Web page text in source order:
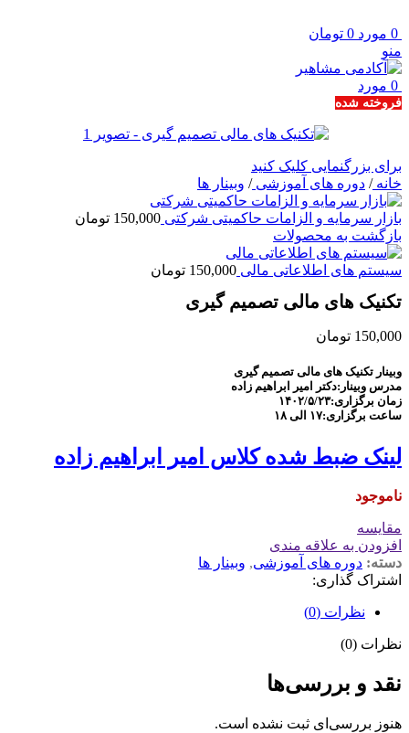
0 مورد 0 تومان
منو
0 مورد
فروخته شده
برای بزرگنمایی کلیک کنید
خانه/ دوره های آموزشی/ وبینار ها
بازار سرمایه و الزامات حاکمیتی شرکتی 150,000 تومان
بازگشت به محصولات
سیستم های اطلاعاتی مالی 150,000 تومان
تکنیک های مالی تصمیم گیری
150,000 تومان
وبینار تکنیک های مالی تصمیم گیری
مدرس وبینار:دکتر امیر ابراهیم زاده
زمان برگزاری:۱۴۰۲/۵/۲۳
ساعت برگزاری:۱۷ الی ۱۸
لینک ضبط شده کلاس امیر ابراهیم زاده
ناموجود
مقايسه
افزودن به علاقه مندی
دسته: دوره های آموزشی, وبینار ها
اشتراک گذاری:
نظرات (0)
نظرات (0)
نقد و بررسی‌ها
هنوز بررسی‌ای ثبت نشده است.